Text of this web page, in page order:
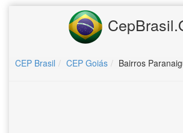
CEP Brasil CEP Goiás Bairros